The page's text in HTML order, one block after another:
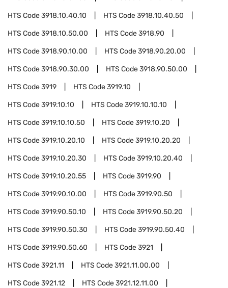
HTS Code3918.10.40.10 HTS Code3918.10.40.50
HTS Code3918.10.50.00 HTS Code3918.90
HTS Code3918.90.10.00 HTS Code3918.90.20.00
HTS Code3918.90.30.00 HTS Code3918.90.50.00
HTS Code3919 HTS Code3919.10
HTS Code3919.10.10 HTS Code3919.10.10.10
HTS Code3919.10.10.50 HTS Code3919.10.20
HTS Code3919.10.20.10 HTS Code3919.10.20.20
HTS Code3919.10.20.30 HTS Code3919.10.20.40
HTS Code3919.10.20.55 HTS Code3919.90
HTS Code3919.90.10.00 HTS Code3919.90.50
HTS Code3919.90.50.10 HTS Code3919.90.50.20
HTS Code3919.90.50.30 HTS Code3919.90.50.40
HTS Code3919.90.50.60 HTS Code3921
HTS Code3921.11 HTS Code3921.11.00.00
HTS Code3921.12 HTS Code3921.12.11.00